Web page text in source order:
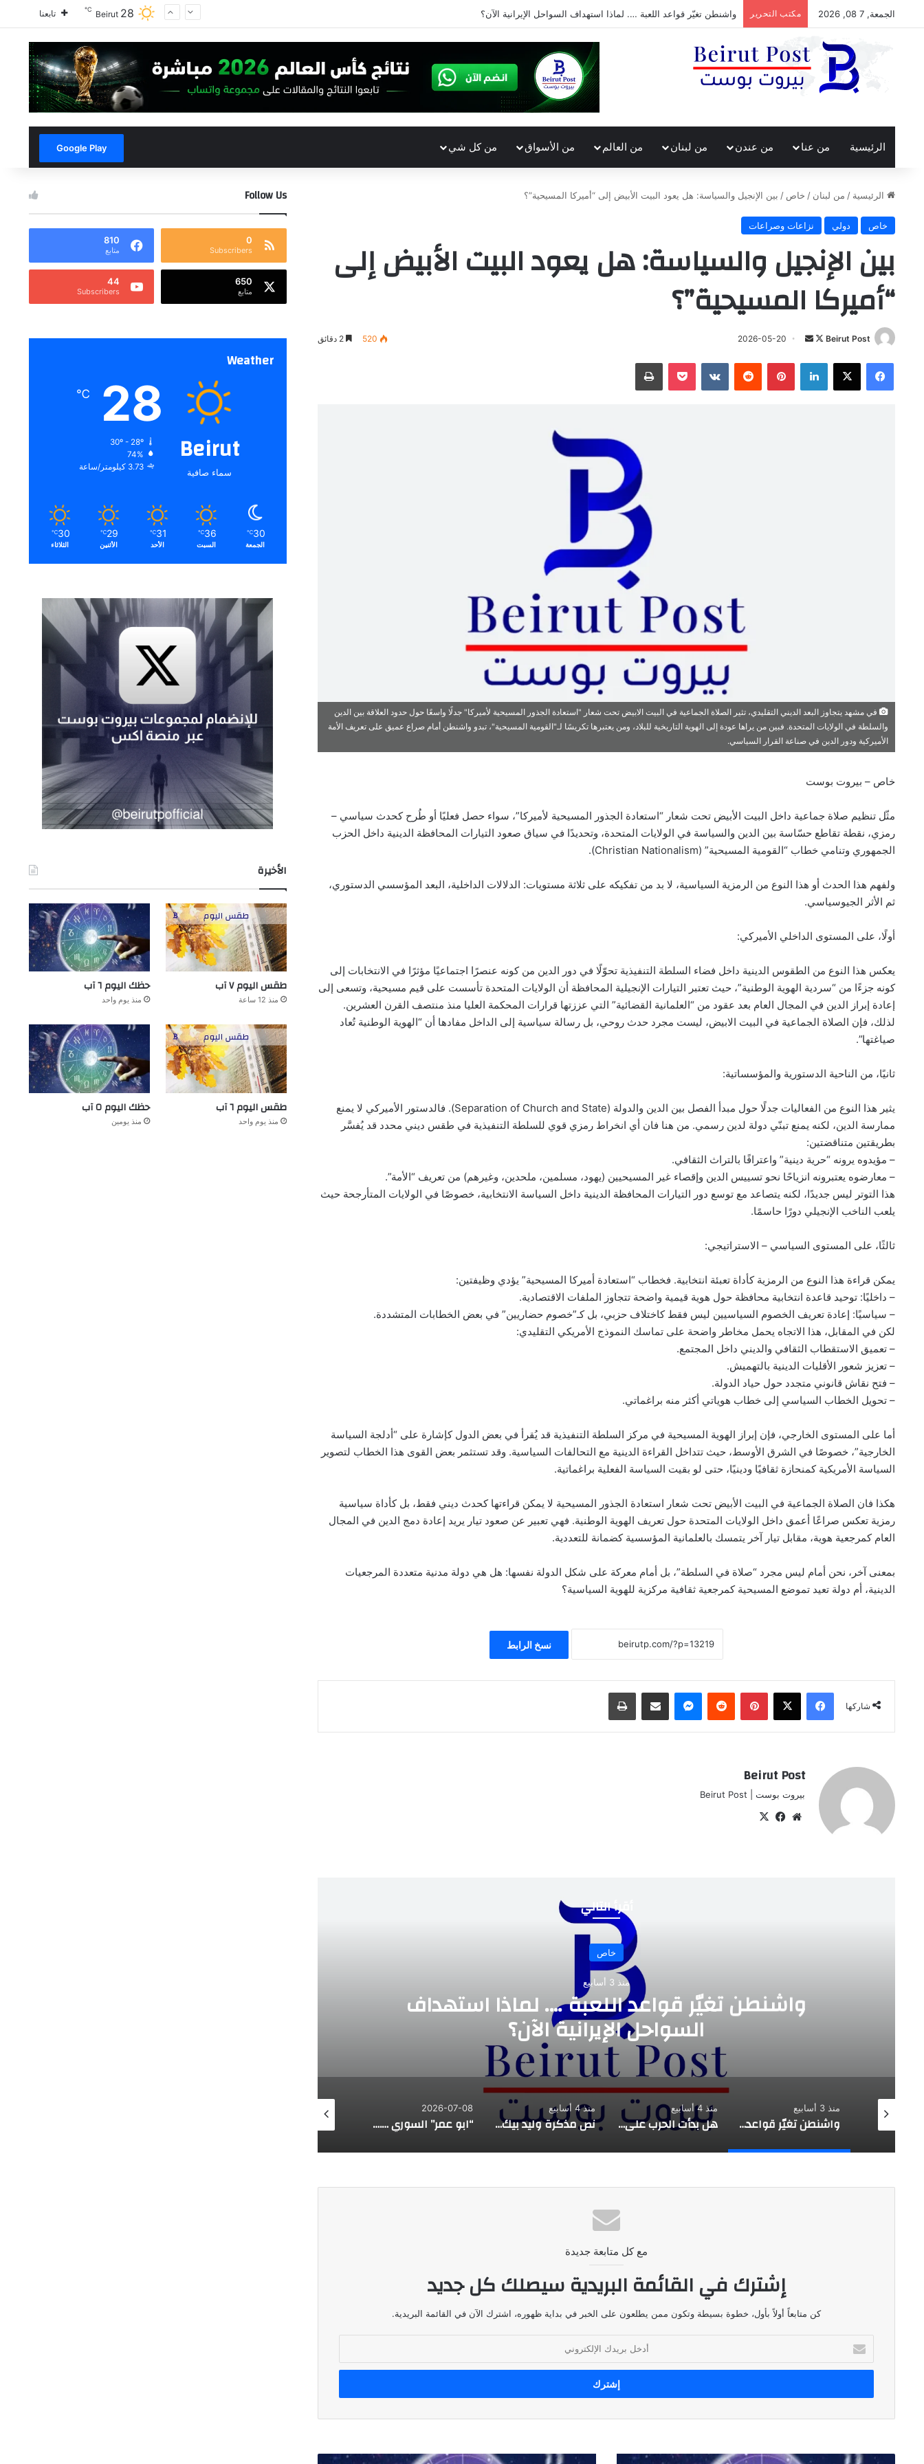
الجمعة, 7 08, 2026 مكتب التحرير واشنطن تغيّر قواعد اللعبة …. لماذا استهداف السواحل الإيرانية الآن؟ Beirut 28
℃ تابعنا
الرئيسية من عنا من عندن من لبنان من العالم من الأسواق من كل شي Google Play
الرئيسية / من لبنان / خاص / بين الإنجيل والسياسة: هل يعود البيت الأبيض إلى “أميركا المسيحية”؟
خاص دولي نزاعات وصراعات
بين الإنجيل والسياسة: هل يعود البيت الأبيض إلى
“أميركا المسيحية”؟
Beirut Post
تابع
X
أرسل
إلكترونيا
2026-05-20
520 2 دقائق
فيسبوك ‫X لينكدإن بينتيريست
‏Reddit
‏VKontakte
‫Pocket طباعة
في مشهد يتجاوز البعد الديني التقليدي، تثير الصلاة الجماعية في البيت الابيض تحت شعار "استعادة الجذور المسيحية لأميركا" جدلًا واسعًا حول حدود العلاقة بين الدين
والسلطة في الولايات المتحدة. فبين من يراها عودة إلى الهوية التاريخية للبلاد، ومن يعتبرها تكريسًا لـ"القومية المسيحية"، تبدو واشنطن أمام صراع عميق على تعريف الأمة
الأميركية ودور الدين في صناعة القرار السياسي.
خاص – بيروت بوست
مثّل تنظيم صلاة جماعية داخل البيت الأبيض تحت شعار “استعادة الجذور المسيحية لأميركا”، سواء حصل فعليًا أو طُرح كحدث سياسي –
رمزي، نقطة تقاطع حسّاسة بين الدين والسياسة في الولايات المتحدة، وتحديدًا في سياق صعود التيارات المحافظة الدينية داخل الحزب
الجمهوري وتنامي خطاب “القومية المسيحية” (Christian Nationalism).
ولفهم هذا الحدث أو هذا النوع من الرمزية السياسية، لا بد من تفكيكه على ثلاثة مستويات: الدلالات الداخلية، البعد المؤسسي الدستوري،
ثم الأثر الجيوسياسي.
أولًا، على المستوى الداخلي الأميركي:
يعكس هذا النوع من الطقوس الدينية داخل فضاء السلطة التنفيذية تحوّلًا في دور الدين من كونه عنصرًا اجتماعيًا مؤثرًا في الانتخابات إلى
كونه جزءًا من “سردية الهوية الوطنية”، حيث تعتبر التيارات الإنجيلية المحافظة أن الولايات المتحدة تأسست على قيم مسيحية، وتسعى إلى
إعادة إبراز الدين في المجال العام بعد عقود من “العلمانية القضائية” التي عززتها قرارات المحكمة العليا منذ منتصف القرن العشرين.
لذلك، فإن الصلاة الجماعية في البيت الابيض، ليست مجرد حدث روحي، بل رسالة سياسية إلى الداخل مفادها أن “الهوية الوطنية تُعاد
صياغتها”.
ثانيًا، من الناحية الدستورية والمؤسساتية:
يثير هذا النوع من الفعاليات جدلًا حول مبدأ الفصل بين الدين والدولة (Separation of Church and State). فالدستور الأميركي لا يمنع
ممارسة الدين، لكنه يمنع تبنّي دولة لدين رسمي. من هنا فان أي انخراط رمزي قوي للسلطة التنفيذية في طقس ديني محدد قد يُفسَّر
بطريقتين متناقضتين:
– مؤيدوه يرونه “حرية دينية” واعترافًا بالتراث الثقافي.
– معارضوه يعتبرونه انزياحًا نحو تسييس الدين وإقصاء غير المسيحيين (يهود، مسلمين، ملحدين، وغيرهم) من تعريف “الأمة”.
هذا التوتر ليس جديدًا، لكنه يتصاعد مع توسع دور التيارات المحافظة الدينية داخل السياسة الانتخابية، خصوصًا في الولايات المتأرجحة حيث
يلعب الناخب الإنجيلي دورًا حاسمًا.
ثالثًا، على المستوى السياسي – الاستراتيجي:
يمكن قراءة هذا النوع من الرمزية كأداة تعبئة انتخابية. فخطاب “استعادة أميركا المسيحية” يؤدي وظيفتين:
– داخليًا: توحيد قاعدة انتخابية محافظة حول هوية قيمية واضحة تتجاوز الملفات الاقتصادية.
– سياسيًا: إعادة تعريف الخصوم السياسيين ليس فقط كاختلاف حزبي، بل كـ”خصوم حضاريين” في بعض الخطابات المتشددة.
لكن في المقابل، هذا الاتجاه يحمل مخاطر واضحة على تماسك النموذج الأمريكي التقليدي:
– تعميق الاستقطاب الثقافي والديني داخل المجتمع.
– تعزيز شعور الأقليات الدينية بالتهميش.
– فتح نقاش قانوني متجدد حول حياد الدولة.
– تحويل الخطاب السياسي إلى خطاب هوياتي أكثر منه براغماتي.
أما على المستوى الخارجي، فإن إبراز الهوية المسيحية في مركز السلطة التنفيذية قد يُقرأ في بعض الدول كإشارة على “أدلجة السياسة
الخارجية”، خصوصًا في الشرق الأوسط، حيث تتداخل القراءة الدينية مع التحالفات السياسية. وقد تستثمر بعض القوى هذا الخطاب لتصوير
السياسة الأمريكية كمنحازة ثقافيًا ودينيًا، حتى لو بقيت السياسة الفعلية براغماتية.
هكذا فان الصلاة الجماعية في البيت الأبيض تحت شعار استعادة الجذور المسيحية لا يمكن قراءتها كحدث ديني فقط، بل كأداة سياسية
رمزية تعكس صراعًا أعمق داخل الولايات المتحدة حول تعريف الهوية الوطنية. فهي تعبير عن صعود تيار يريد إعادة دمج الدين في المجال
العام كمرجعية هوية، مقابل تيار آخر يتمسك بالعلمانية المؤسسية كضمانة للتعددية.
بمعنى آخر، نحن أمام ليس مجرد “صلاة في السلطة”، بل أمام معركة على شكل الدولة نفسها: هل هي دولة مدنية متعددة المرجعيات
الدينية، أم دولة تعيد تموضع المسيحية كمرجعية ثقافية مركزية للهوية السياسية؟
نسخ الرابط
شاركها
فيسبوك ‫X بينتيريست
‏Reddit ماسنجر مشاركة عبر البريد طباعة
Beirut Post
بيروت بوست | Beirut Post
موقعفيسبوك
أقرأ التالي
خاص
منذ 3 أسابيع
واشنطن تغيّر قواعد اللعبة …. لماذا استهداف
السواحل الإيرانية الآن؟
منذ 3 أسابيع
واشنطن تغيّر قواعد اللعبة …. لماذا استهداف السواحل الإيرانية الآن؟
منذ 4 أسابيع
هل بدأت الحرب على وليد جنبلاط؟
منذ 4 أسابيع
نص مذكرة وليد بيك للمجلس المذهبي الدرزي
2026-07-08
“ابو عمر” السوري …. هذه المرة
2026-07-07
مع كل متابعة جديدة
إشترك في القائمة البريدية سيصلك كل جديد
كن متابعاً أولاً بأول، خطوة بسيطة وتكون ممن يطلعون على الخبر في بداية ظهوره، اشترك الآن في القائمة البريدية.
بريدك
الإلكتروني
حظك طقس
Follow Us
0
Subscribers
810
متابع
650
متابع
44
Subscribers
Weather
Beirut
سماء صافية
28
℃
30º - 28º
74%
3.73 كيلومتر/ساعة
30
℃
الجمعة
36
℃
السبت
31
℃
الأحد
29
℃
الأثنين
30
℃
الثلاثاء
الأخيرة
طقس اليوم ٧ آب
منذ 12 ساعة
حظك اليوم ٦ آب
منذ يوم واحد
طقس اليوم ٦ آب
منذ يوم واحد
حظك اليوم ٥ آب
منذ يومين